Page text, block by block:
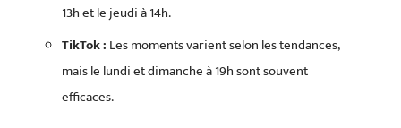
13h et le jeudi à 14h.
TikTok : Les moments varient selon les tendances,
mais le lundi et dimanche à 19h sont souvent
efficaces.